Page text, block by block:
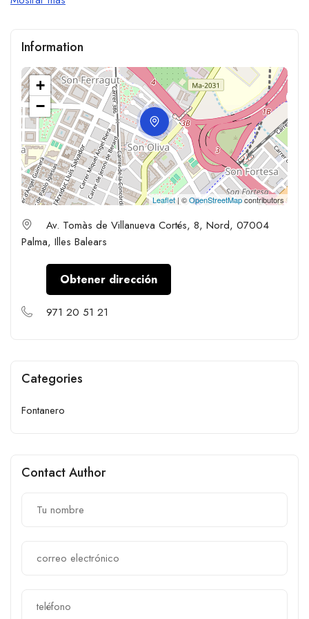
Information
+
−
Leaflet| ©OpenStreetMapcontributors
Av. Tomàs de Villanueva Cortés, 8, Nord, 07004
Palma, Illes Balears
Obtener dirección
971 20 51 21
Categories
Fontanero
Contact Author